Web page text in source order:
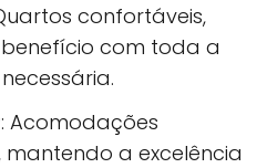
confortáveis,
com toda a
: Acomodações
a excelência